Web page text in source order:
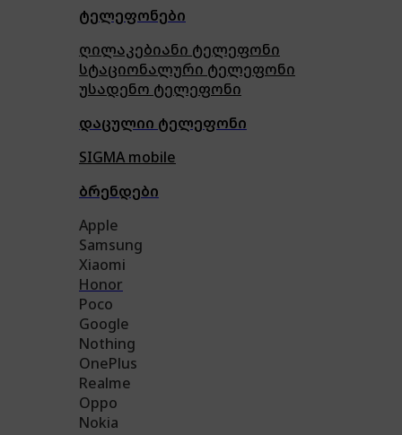
ტელეფონები
ღილაკებიანი ტელეფონი
სტაციონალური ტელეფონი
უსადენო ტელეფონი
დაცულიი ტელეფონი
SIGMA mobile
ბრენდები
Apple
Samsung
Xiaomi
Honor
Poco
Google
Nothing
OnePlus
Realme
Oppo
Nokia